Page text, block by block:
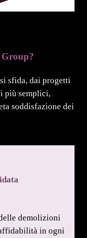
Group?
sfida, dai progetti
più semplici,
soddisfazione dei
demolizioni
in ogni